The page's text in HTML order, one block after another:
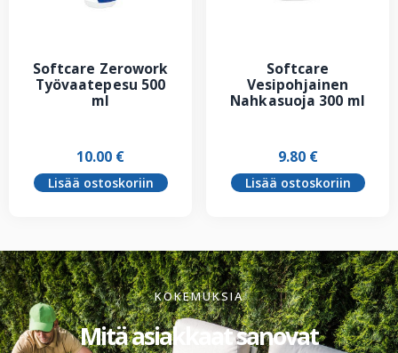
Softcare Zerowork
Työvaatepesu 500
ml
10.00 €
Lisää ostoskoriin
Softcare
Vesipohjainen
Nahkasuoja 300 ml
9.80 €
Lisää ostoskoriin
KOKEMUKSIA
Mitä asiakkaat sanovat